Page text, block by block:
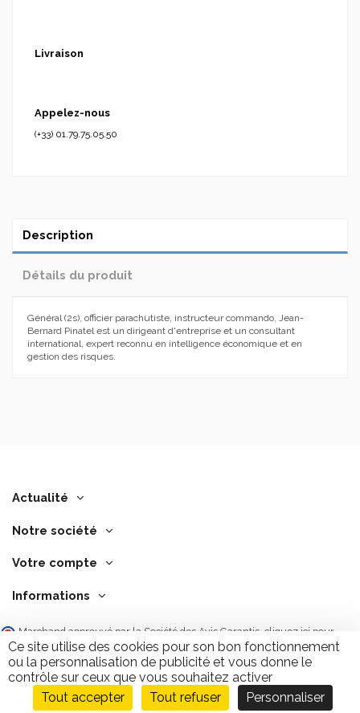
Ajouter au panier
Livraison
Appelez-nous
(+33) 01.79.75.05.50
Description
Détails du produit
Général (2s), officier parachutiste, instructeur commando, Jean-
Bernard Pinatel est un dirigeant d'entreprise et un consultant
international, expert reconnu en intelligence économique et en
gestion des risques.
Actualité
Notre société
Votre compte
Informations
Marchand approuvé par la Société des Avis Garantis, cliquez ici pour
vérifier .
/10
Ce site utilise des cookies pour son bon fonctionnement
ou la personnalisation de publicité et vous donne le
contrôle sur ceux que vous souhaitez activer
Tout accepter
Tout refuser Personnaliser